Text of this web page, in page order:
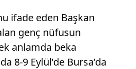
ifade eden Başkan
genç nüfusun
anlamda beka
9 Eylül’de Bursa’da